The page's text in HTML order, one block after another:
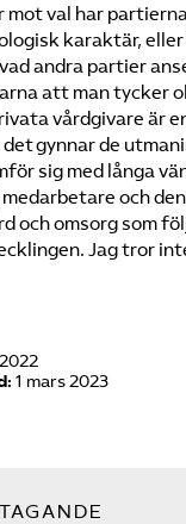
mot val har
karaktär,
andra partier
att man tycker
vårdgivare är
det gynnar de
sig med långa
och
och omsorg som
Jag tror
1 mars 2023